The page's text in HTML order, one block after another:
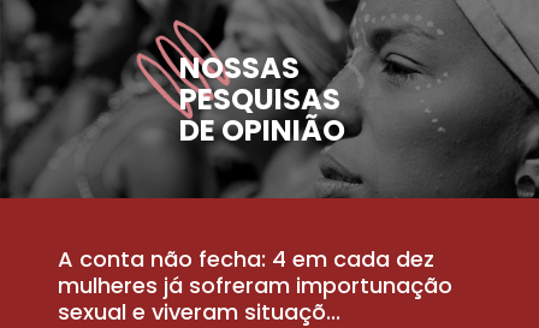
NOSSAS
PESQUISAS
DE OPINIÃO
A conta não fecha: 4 em cada dez
mulheres já sofreram importunação
sexual e viveram situaçõ...